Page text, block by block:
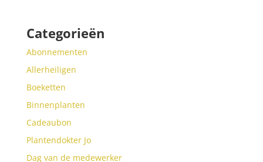
Categorieën
Abonnementen
Allerheiligen
Boeketten
Binnenplanten
Cadeaubon
Plantendokter Jo
Dag van de medewerker